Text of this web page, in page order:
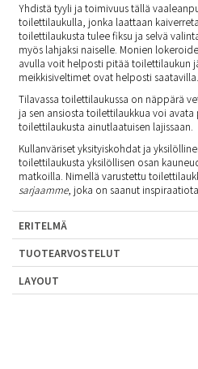
Yhdistä tyyli ja toimivuus tällä
toilettilaukulla, jonka laattaan
toilettilaukusta tulee fiksu ja selvä
myös lahjaksi naiselle. Monien
avulla voit helposti pitää toilettilaukun
meikkisiveltimet ovat helposti saatavilla.
Tilavassa toilettilaukussa on näppärä
ja sen ansiosta toilettilaukkua voi
toilettilaukusta ainutlaatuisen lajissaan.
Kullanväriset yksityiskohdat ja
toilettilaukusta yksilöllisen osan
matkoilla. Nimellä varustettu
sarjaamme, joka on saanut
ERITELMÄ
TUOTEARVOSTELUT
LAYOUT